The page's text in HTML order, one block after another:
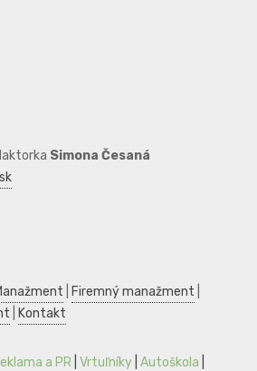
Simona Česaná
Firemný manažment
Kontakt
a PR Vrtuľníky Autoškola